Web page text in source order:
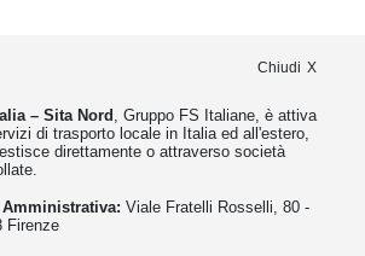
Chiudi
– Sita Nord , Gruppo FS Italiane, è attiva
di trasporto locale in Italia ed all'estero,
direttamente o attraverso società
Amministrativa: Viale Fratelli Rosselli, 80 -
Firenze